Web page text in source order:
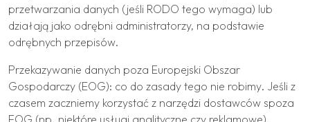
przetwarzania danych (jeśli RODO tego wymaga) lub
działają jako odrębni administratorzy, na podstawie
odrębnych przepisów.
Przekazywanie danych poza Europejski Obszar
Gospodarczy (EOG): co do zasady tego nie robimy. Jeśli z
czasem zaczniemy korzystać z narzędzi dostawców spoza
EOG (np. niektóre usługi analityczne czy reklamowe),